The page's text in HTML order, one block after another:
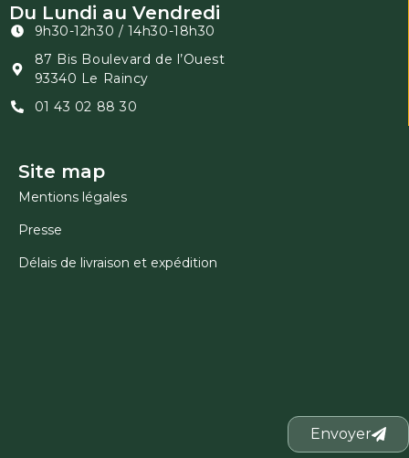
Du Lundi au Vendredi
9h30-12h30 / 14h30-18h30
87 Bis Boulevard de l’Ouest
93340 Le Raincy
01 43 02 88 30
Site map
Mentions légales
Presse
Délais de livraison et expédition
Envoyer